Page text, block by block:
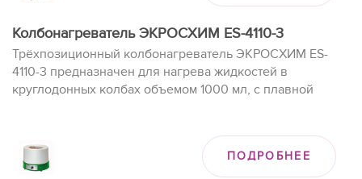
Колбонагреватель ЭКРОСХИМ ES-4110-3
Трёхпозиционный колбонагреватель ЭКРОСХИМ ES-
4110-3 предназначен для нагрева жидкостей в
круглодонных колбах объемом 1000 мл, с плавной
ПОДРОБНЕЕ